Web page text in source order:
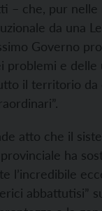
– che, pur nelle
da una
Governo
problemi e delle
il territorio da
atto che il
ha
l’incredibile
abbattutisi”